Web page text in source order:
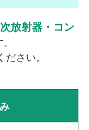
放射器・コン
さい。